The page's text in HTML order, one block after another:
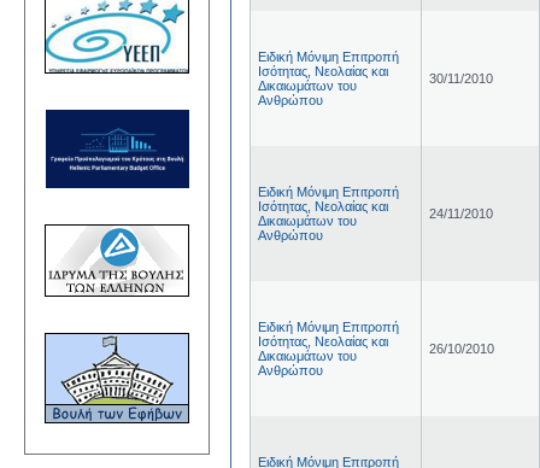
Ειδική Μόνιμη Επιτροπή
Ισότητας, Νεολαίας και
Δικαιωμάτων του
Ανθρώπου
30/11/2010
Ειδική Μόνιμη Επιτροπή
Ισότητας, Νεολαίας και
Δικαιωμάτων του
Ανθρώπου
24/11/2010
Ειδική Μόνιμη Επιτροπή
Ισότητας, Νεολαίας και
Δικαιωμάτων του
Ανθρώπου
26/10/2010
Ειδική Μόνιμη Επιτροπή